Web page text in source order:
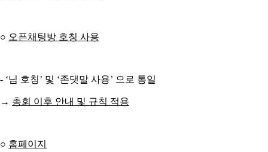
○ 오픈채팅방 호칭 사용
- ‘님 호칭’ 및 ‘존댓말 사용’ 으로 통일
→ 총회 이후 안내 및 규칙 적용
○ 홈페이지